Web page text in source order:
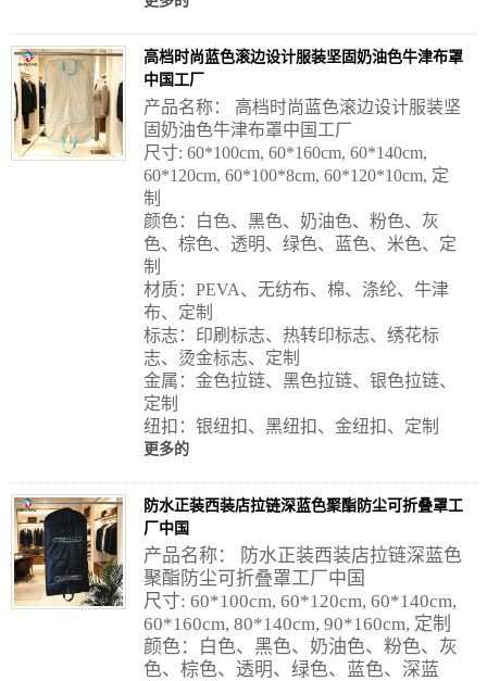
高档时尚蓝色滚边设计服装坚固奶油色牛津布罩
中国工厂
产品名称： 高档时尚蓝色滚边设计服装坚
固奶油色牛津布罩中国工厂
尺寸: 60*100cm, 60*160cm, 60*140cm,
60*120cm, 60*100*8cm, 60*120*10cm, 定
制
颜色：白色、黑色、奶油色、粉色、灰
色、棕色、透明、绿色、蓝色、米色、定
制
材质：PEVA、无纺布、棉、涤纶、牛津
布、定制
标志：印刷标志、热转印标志、绣花标
志、烫金标志、定制
金属：金色拉链、黑色拉链、银色拉链、
定制
纽扣：银纽扣、黑纽扣、金纽扣、定制
更多的
防水正装西装店拉链深蓝色聚酯防尘可折叠罩工
厂中国
产品名称： 防水正装西装店拉链深蓝色
聚酯防尘可折叠罩工厂中国
尺寸: 60*100cm, 60*120cm, 60*140cm,
60*160cm, 80*140cm, 90*160cm, 定制
颜色：白色、黑色、奶油色、粉色、灰
色、棕色、透明、绿色、蓝色、深蓝